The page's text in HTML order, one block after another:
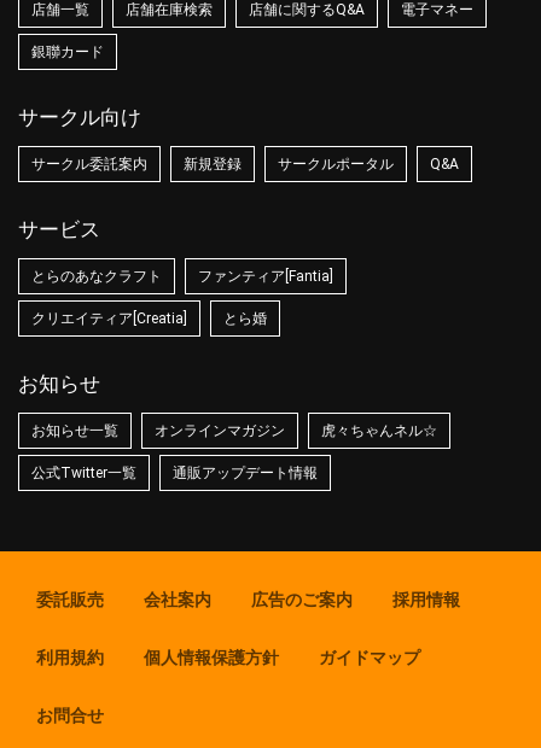
店舗一覧 店舗在庫検索 店舗に関するQ&A 電子マネー
銀聯カード
サークル向け
サークル委託案内 新規登録 サークルポータル Q&A
サービス
とらのあなクラフト ファンティア[Fantia]
クリエイティア[Creatia] とら婚
お知らせ
お知らせ一覧 オンラインマガジン 虎々ちゃんネル☆
公式Twitter一覧 通販アップデート情報
委託販売 会社案内 広告のご案内 採用情報
利用規約 個人情報保護方針 ガイドマップ
お問合せ